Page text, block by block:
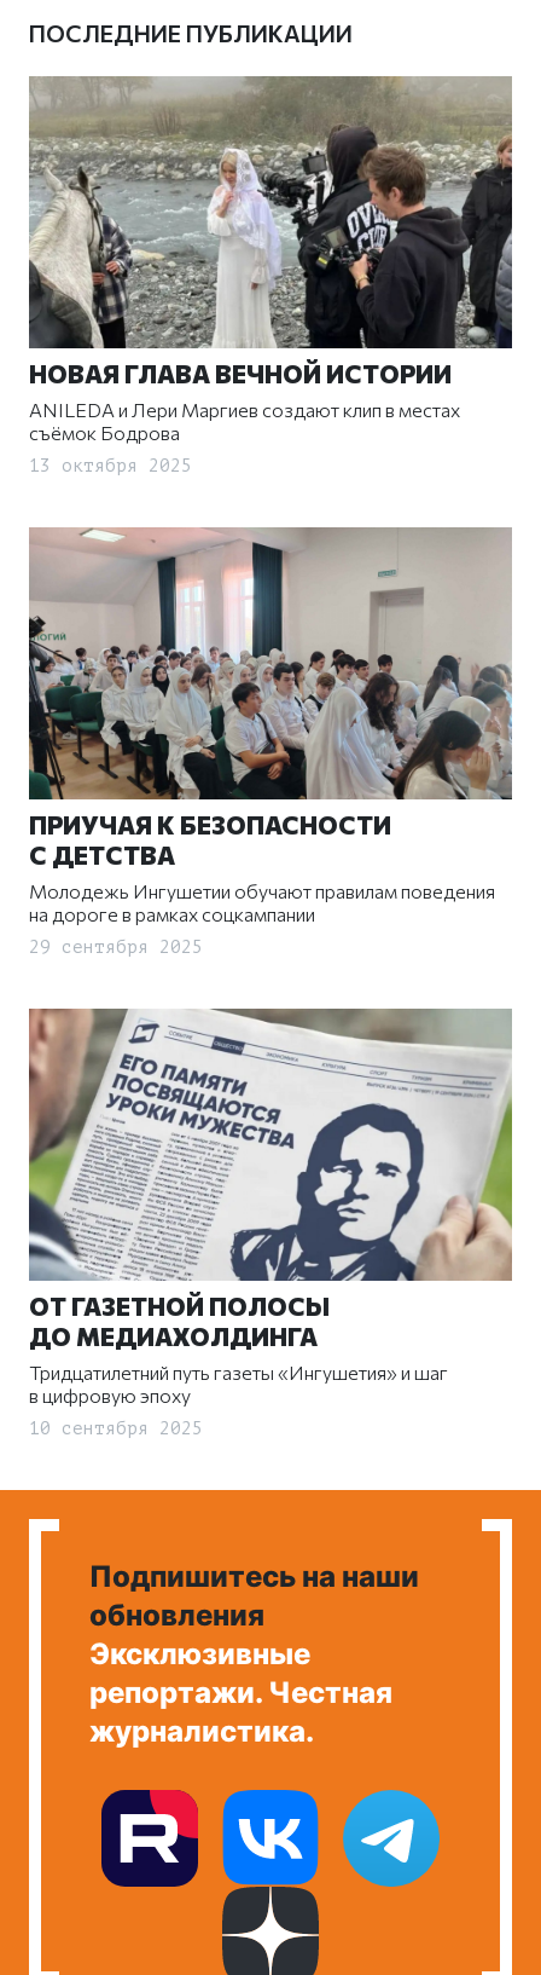
ПОСЛЕДНИЕ ПУБЛИКАЦИИ
НОВАЯ ГЛАВА ВЕЧНОЙ ИСТОРИИ
ANILEDA и Лери Маргиев создают клип в местах
съёмок Бодрова
13 октября 2025
ПРИУЧАЯ К БЕЗОПАСНОСТИ
С ДЕТСТВА
Молодежь Ингушетии обучают правилам поведения
на дороге в рамках соцкампании
29 сентября 2025
ОТ ГАЗЕТНОЙ ПОЛОСЫ
ДО МЕДИАХОЛДИНГА
Тридцатилетний путь газеты «Ингушетия» и шаг
в цифровую эпоху
10 сентября 2025
Подпишитесь на наши
обновления
Эксклюзивные
репортажи. Честная
журналистика.